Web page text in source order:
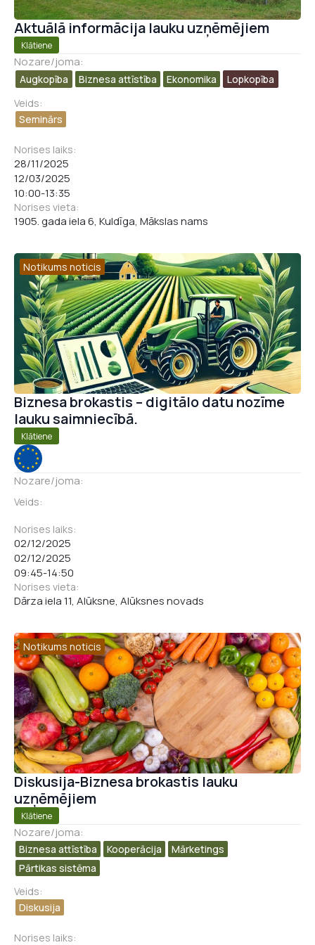
Aktuālā informācija lauku uzņēmējiem
Klātiene
Nozare/joma:
Augkopība Biznesa attīstība​ Ekonomika
Lopkopība
Veids:
Seminārs
Norises laiks:
28/11/2025
12/03/2025
10:00-13:35
Norises vieta:
1905. gada iela 6, Kuldīga, Mākslas nams
Notikums noticis
Biznesa brokastis – digitālo datu nozīme
lauku saimniecībā.
Klātiene
Nozare/joma:
Veids:
Norises laiks:
02/12/2025
02/12/2025
09:45-14:50
Norises vieta:
Dārza iela 11, Alūksne, Alūksnes novads
Notikums noticis
Diskusija-Biznesa brokastis lauku
uzņēmējiem
Klātiene
Nozare/joma:
Biznesa attīstība​ Kooperācija
Mārketings
Pārtikas sistēma
Veids:
Diskusija
Norises laiks:
Nosūtīt pieteikumu
i
j
a
s
Pieteikties